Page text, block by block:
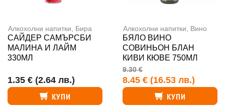
Алкохолни напитки Бира
САЙДЕР САМЪРСБИ
МАЛИНА И ЛАЙМ
330МЛ
1.35 € (2.64 лв.)
КУПИ
Алкохолни напитки Вино
БЯЛО ВИНО
СОВИНЬОН БЛАН
КИВИ КЮВЕ 750МЛ
9.30 €
8.45 € (16.53 лв.)
КУПИ